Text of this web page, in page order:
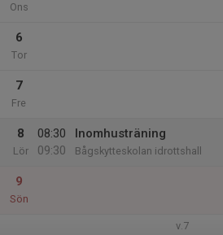
Ons
6
Tor
7
Fre
8
Lör
08:30
09:30
Inomhusträning
Bågskytteskolan idrottshall
9
Sön
v.7